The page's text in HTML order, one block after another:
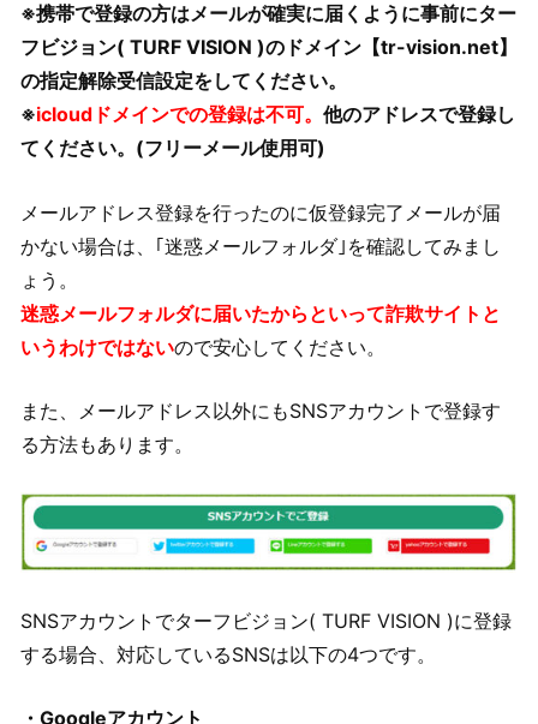
※携帯で登録の方はメールが確実に届くように事前にター
フビジョン( TURF VISION )のドメイン【tr-vision.net】
の指定解除受信設定をしてください。
※icloudドメインでの登録は不可。 他のアドレスで登録し
てください。(フリーメール使用可)
メールアドレス登録を行ったのに仮登録完了メールが届
かない場合は、｢迷惑メールフォルダ｣を確認してみまし
ょう。
迷惑メールフォルダに届いたからといって詐欺サイトと
いうわけではないので安心してください。
また、メールアドレス以外にもSNSアカウントで登録す
る方法もあります。
SNSアカウントでターフビジョン( TURF VISION )に登録
する場合、対応しているSNSは以下の4つです。
・Googleアカウント